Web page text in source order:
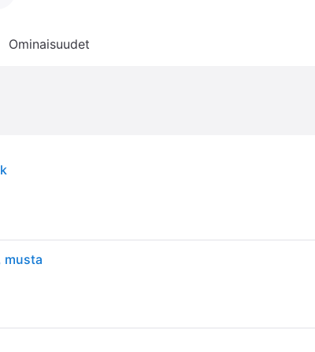
Ominaisuudet
musta